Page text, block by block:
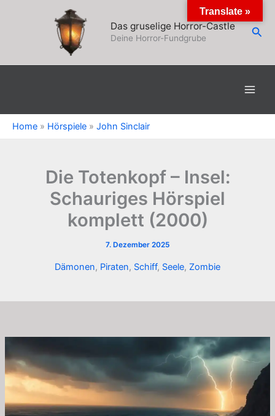
Das gruselige Horror-Castle
Deine Horror-Fundgrube
Home » Hörspiele » John Sinclair
Die Totenkopf – Insel:
Schauriges Hörspiel
komplett (2000)
7. Dezember 2025
Dämonen, Piraten, Schiff, Seele, Zombie
Translate »